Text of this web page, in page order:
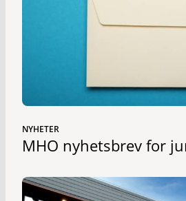
NYHETER
MHO nyhetsbrev for